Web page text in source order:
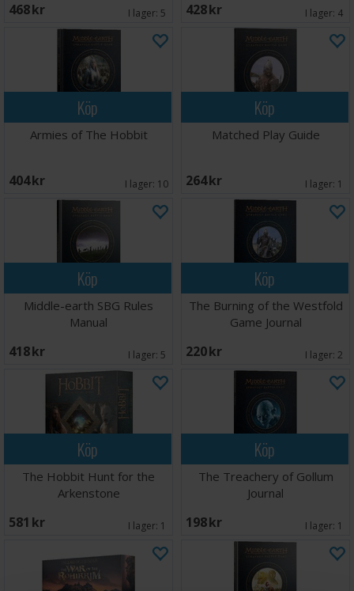
468 SEK I lager: 5 428 SEK I lager: 4
Köp
Armies of The Hobbit
404 SEK I lager: 10
Köp
Matched Play Guide
264 SEK I lager: 1
Köp
Middle-earth SBG Rules
Manual
418 SEK I lager: 5
Köp
The Burning of the Westfold
Game Journal
220 SEK I lager: 2
Köp
The Hobbit Hunt for the
Arkenstone
581 SEK I lager: 1
Köp
The Treachery of Gollum
Journal
198 SEK I lager: 1